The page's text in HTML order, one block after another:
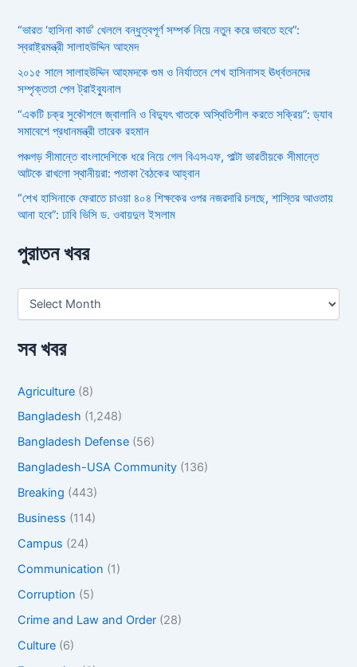
“ভারত ‘হাসিনা কার্ড’ খেললে বন্ধুত্বপূর্ণ সম্পর্ক নিয়ে নতুন করে ভাবতে হবে”:
স্বরাষ্ট্রমন্ত্রী সালাহউদ্দিন আহমদ
২০১৫ সালে সালাহউদ্দিন আহমদকে গুম ও নির্যাতনে শেখ হাসিনাসহ ঊর্ধ্বতনদের
সম্পৃক্ততা পেল ট্রাইব্যুনাল
“একটি চক্র সুকৌশলে জ্বালানি ও বিদ্যুৎ খাতকে অস্থিতিশীল করতে সক্রিয়”: ড্যাব
সমাবেশে প্রধানমন্ত্রী তারেক রহমান
পঞ্চগড় সীমান্তে বাংলাদেশিকে ধরে নিয়ে গেল বিএসএফ, পাল্টা ভারতীয়কে সীমান্তে
আটকে রাখলো স্থানীয়রা: পতাকা বৈঠকের আহ্বান
“শেখ হাসিনাকে ফেরাতে চাওয়া ৪০৪ শিক্ষকের ওপর নজরদারি চলছে, শাস্তির আওতায়
আনা হবে”: ঢাবি ভিসি ড. ওবায়দুল ইসলাম
পুরাতন খবর
সব খবর
Agriculture (8)
Bangladesh (1,248)
Bangladesh Defense (56)
Bangladesh-USA Community (136)
Breaking (443)
Business (114)
Campus (24)
Communication (1)
Corruption (5)
Crime and Law and Order (28)
Culture (6)